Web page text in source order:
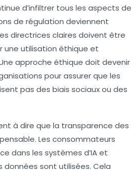
d’infiltrer tous les aspects de
de régulation deviennent
directrices claires doivent être
une utilisation éthique et
approche éthique doit devenir
pour assurer que les
pas des biais sociaux ou des
à dire que la transparence des
Les consommateurs
dans les systèmes d’IA et
données sont utilisées. Cela